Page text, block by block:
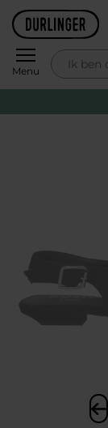
Skip to content
Menu